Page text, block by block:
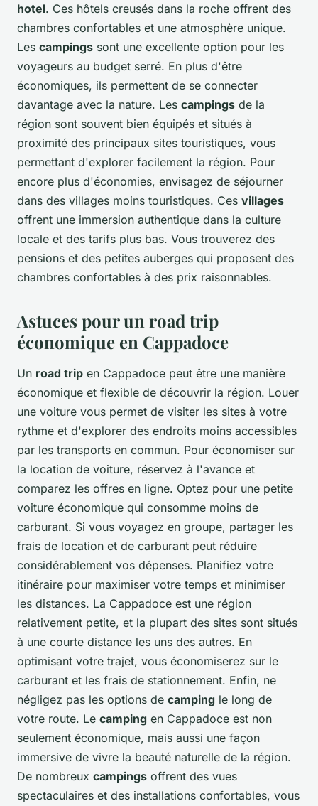
hotel. Ces hôtels creusés dans la roche offrent des
chambres confortables et une atmosphère unique.
Les campings sont une excellente option pour les
voyageurs au budget serré. En plus d'être
économiques, ils permettent de se connecter
davantage avec la nature. Les campings de la
région sont souvent bien équipés et situés à
proximité des principaux sites touristiques, vous
permettant d'explorer facilement la région. Pour
encore plus d'économies, envisagez de séjourner
dans des villages moins touristiques. Ces villages
offrent une immersion authentique dans la culture
locale et des tarifs plus bas. Vous trouverez des
pensions et des petites auberges qui proposent des
chambres confortables à des prix raisonnables.
Astuces pour un road trip
économique en Cappadoce
Un road trip en Cappadoce peut être une manière
économique et flexible de découvrir la région. Louer
une voiture vous permet de visiter les sites à votre
rythme et d'explorer des endroits moins accessibles
par les transports en commun. Pour économiser sur
la location de voiture, réservez à l'avance et
comparez les offres en ligne. Optez pour une petite
voiture économique qui consomme moins de
carburant. Si vous voyagez en groupe, partager les
frais de location et de carburant peut réduire
considérablement vos dépenses. Planifiez votre
itinéraire pour maximiser votre temps et minimiser
les distances. La Cappadoce est une région
relativement petite, et la plupart des sites sont situés
à une courte distance les uns des autres. En
optimisant votre trajet, vous économiserez sur le
carburant et les frais de stationnement. Enfin, ne
négligez pas les options de camping le long de
votre route. Le camping en Cappadoce est non
seulement économique, mais aussi une façon
immersive de vivre la beauté naturelle de la région.
De nombreux campings offrent des vues
spectaculaires et des installations confortables, vous